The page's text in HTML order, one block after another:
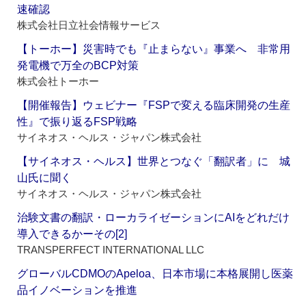
速確認
株式会社日立社会情報サービス
【トーホー】災害時でも『止まらない』事業へ 非常用
発電機で万全のBCP対策
株式会社トーホー
【開催報告】ウェビナー『FSPで変える臨床開発の生産
性』で振り返るFSP戦略
サイネオス・ヘルス・ジャパン株式会社
【サイネオス・ヘルス】世界とつなぐ「翻訳者」に 城
山氏に聞く
サイネオス・ヘルス・ジャパン株式会社
治験文書の翻訳・ローカライゼーションにAIをどれだけ
導入できるかーその[2]
TRANSPERFECT INTERNATIONAL LLC
グローバルCDMOのApeloa、日本市場に本格展開し医薬
品イノベーションを推進